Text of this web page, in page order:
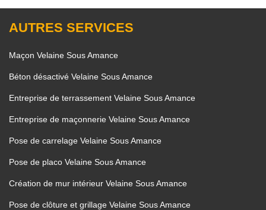
AUTRES SERVICES
Maçon Velaine Sous Amance
Béton désactivé Velaine Sous Amance
Entreprise de terrassement Velaine Sous Amance
Entreprise de maçonnerie Velaine Sous Amance
Pose de carrelage Velaine Sous Amance
Pose de placo Velaine Sous Amance
Création de mur intérieur Velaine Sous Amance
Pose de clôture et grillage Velaine Sous Amance